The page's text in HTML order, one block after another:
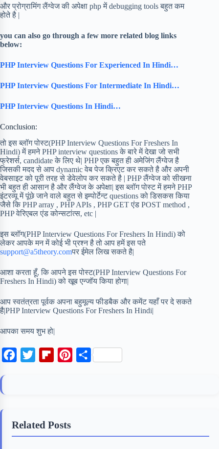
और प्रोग्रामिंग लैंग्वेज की अपेक्षा php में debugging tools बहुत कम
होते है |
you can also go through a few more related blog links
below:
PHP Interview Questions For Experienced In Hindi…
PHP Interview Questions For Intermediate In Hindi…
PHP Interview Questions In Hindi…
Conclusion:
तो इस ब्लॉग पोस्ट(PHP Interview Questions For Freshers In
Hindi) में हमने PHP interview questions के बारे में देखा जो सभी
फ्रेशर्स, candidate के लिए थे| PHP एक बहुत ही अमेजिंग लैंग्वेज है
जिसकी मदद से आप dynamic वेब पेज क्रिएट कर सकते है और अपनी
वेबसाइट को पूरी तरह से डेवेलोप कर सकते है | PHP लैंग्वेज को सीखना
भी बहुत ही आसान है और लैंग्वेज के अपेक्षा| इस ब्लॉग पोस्ट में हमने PHP
इंटरव्यू में पूंछे जाने वाले बहुत से इम्पोर्टेन्ट questions को डिसकस किया
जैसे कि PHP array , PHP APIs , PHP GET एंड POST method ,
PHP वेरिएबल एंड कोन्सटांत्स, etc |
इस ब्लॉग(PHP Interview Questions For Freshers In Hindi) को
लेकर आपके मन में कोई भी प्रश्न है तो आप हमें इस पते
support@a5theory.comपर ईमेल लिख सकते है|
आशा करता हूँ, कि आपने इस पोस्ट(PHP Interview Questions For
Freshers In Hindi) को खूब एन्जॉय किया होगा|
आप स्वतंत्रता पूर्वक अपना बहुमूल्य फीडबैक और कमेंट यहाँ पर दे सकते
है|PHP Interview Questions For Freshers In Hindi|
आपका समय शुभ हो|
o
e
o
S
Related Posts